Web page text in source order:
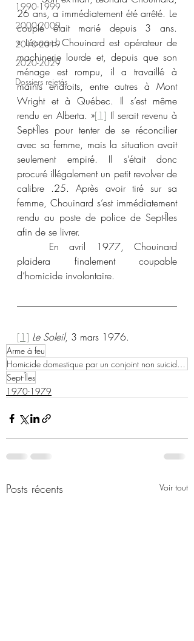
1990-1999
2000-2009
2010-2019
2020-2029
Dossiers rejetés
26 ans, a immédiatement été arrêté. Le
couple était marié depuis 3 ans.
« Léonard Chouinard est opérateur de
machinerie lourde et, depuis que son
ménage est rompu, il a travaillé à
maints endroits, entre autres à Mont
Wright et à Québec. Il s’est même
rendu en Alberta. »[1] Il serait revenu à
Sept-Îles pour tenter de se réconcilier
avec sa femme, mais la situation avait
seulement empiré. Il s’était donc
procuré illégalement un petit revolver de
calibre .25. Après avoir tiré sur sa
femme, Chouinard s’est immédiatement
rendu au poste de police de Sept-Îles
afin de se livrer.
plaidera finalement coupable
d’homicide involontaire.
[1] Le Soleil, 3 mars 1976.
Arme à feu
Homicide domestique par un conjoint non suicidaire
Sept-Îles
1970-1979
Posts récents Voir tout